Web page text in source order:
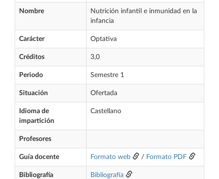
Nombre
Nutrición infantil e inmunidad en la
infancia
Carácter Optativa
Créditos 3,0
Periodo Semestre 1
Situación Ofertada
Idioma de
impartición
Castellano
Profesores
Guía docente Formato web / Formato PDF
Bibliografía
Bibliografía